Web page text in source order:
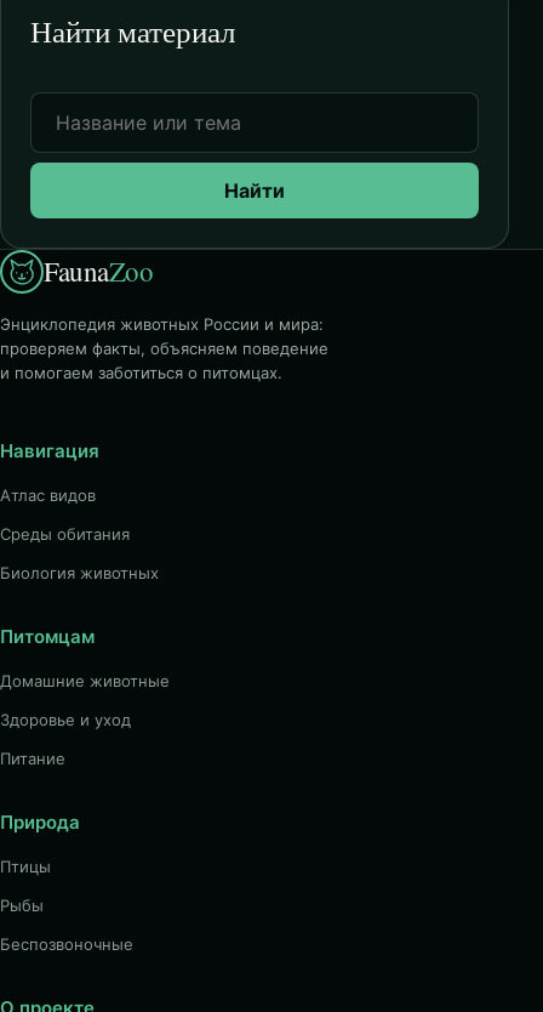
Найти материал
Найти
FaunaZoo
Энциклопедия животных России и мира:
проверяем факты, объясняем поведение
и помогаем заботиться о питомцах.
Навигация
Атлас видов
Среды обитания
Биология животных
Питомцам
Домашние животные
Здоровье и уход
Питание
Природа
Птицы
Рыбы
Беспозвоночные
О проекте